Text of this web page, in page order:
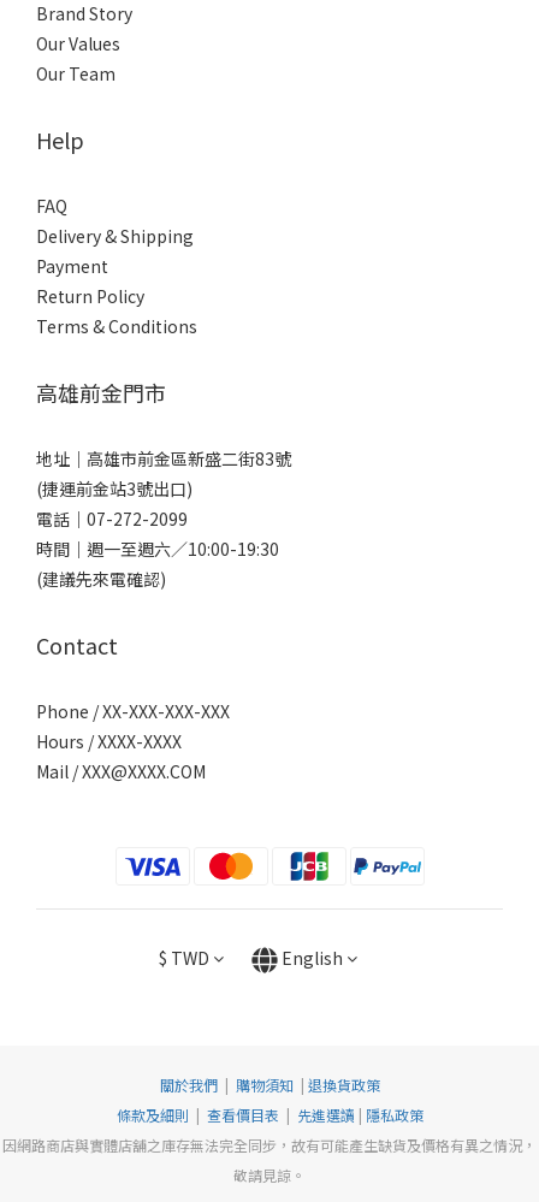
Brand Story
Our Values
Our Team
Help
FAQ
Delivery & Shipping
Payment
Return Policy
Terms & Conditions
高雄前金門市
地址｜ 高雄市前金區新盛二街83號
(捷運前金站3號出口)
電話｜ 07-272-2099
時間｜週一至週六／10:00-19:30
(建議先來電確認)
Contact
Phone / XX-XXX-XXX-XXX
Hours / XXXX-XXXX
Mail /XXX@XXXX.COM
$ TWD English
關於我們| 購物須知 | 退換貨政策
條款及細則 | 查看價目表 | 先進選讀 | 隱私政策
因網路商店與實體店舖之庫存無法完全同步，故有可能產生缺貨及價格有異之情況，
敬請見諒。